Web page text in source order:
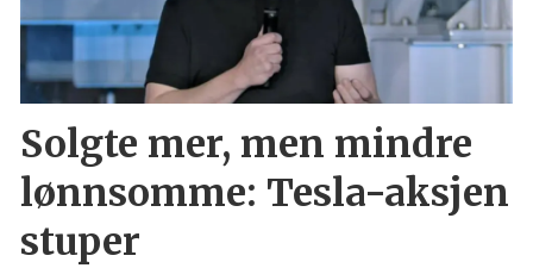
Solgte mer, men mindre
lønnsomme: Tesla-aksjen
stuper